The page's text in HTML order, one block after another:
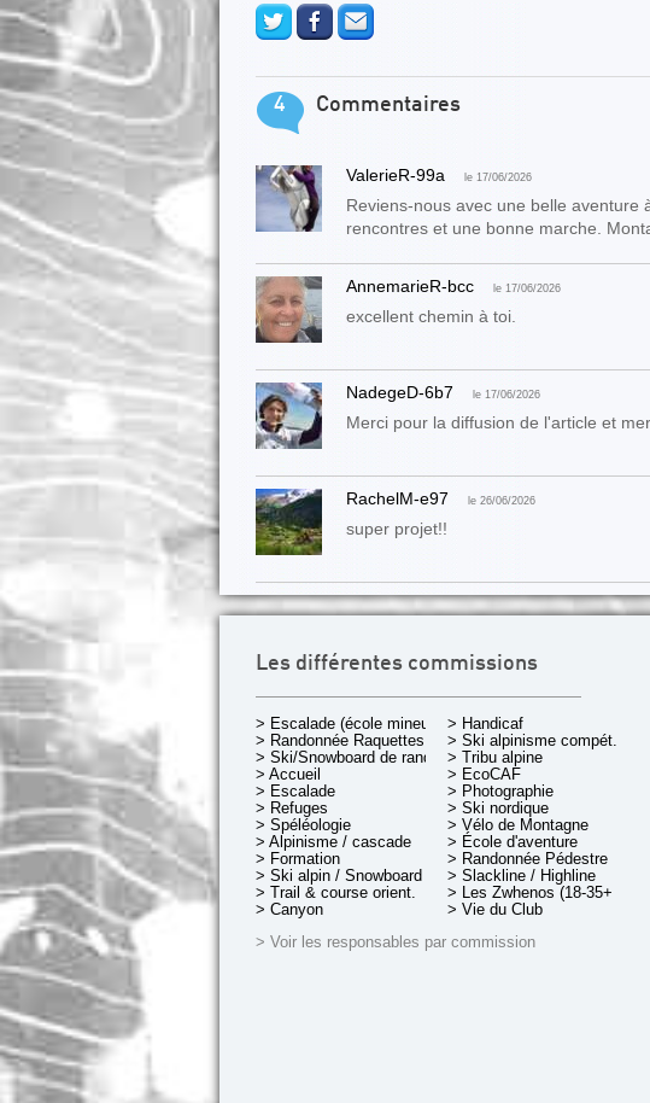
4 Commentaires
ValerieR-99a le 17/06/2026
Reviens-nous avec une belle aventure
rencontres et une bonne marche.
AnnemarieR-bcc le 17/06/2026
excellent chemin à toi.
NadegeD-6b7 le 17/06/2026
Merci pour la diffusion de l'article et
RachelM-e97 le 26/06/2026
super projet!!
Les différentes commissions
> Escalade (école mineurs)
> Randonnée Raquettes
> Ski/Snowboard de rando.
> Accueil
> Escalade
> Refuges
> Spéléologie
> Alpinisme / cascade
> Formation
> Ski alpin / Snowboard
> Trail & course orient.
> Canyon
> Handicaf
> Ski alpinisme compét.
> Tribu alpine
> EcoCAF
> Photographie
> Ski nordique
> Vélo de Montagne
> École d'aventure
> Randonnée Pédestre
> Slackline / Highline
> Les Zwhenos (18-35+ ans)
> Vie du Club
> Voir les responsables par commission